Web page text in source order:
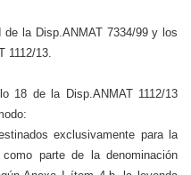
de la Disp.ANMAT 7334/99 y los
1112/13.
18 de la Disp.ANMAT 1112/13
exclusivamente para la
parte de la denominación